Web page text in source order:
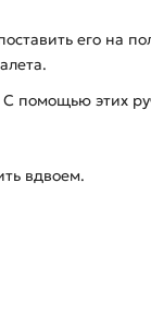
его на
этих
вдвоем.